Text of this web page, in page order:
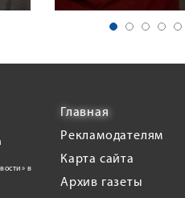
в
Главная
Рекламодателям
Карта сайта
Архив газеты